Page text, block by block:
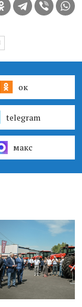
ок
telegram
макс